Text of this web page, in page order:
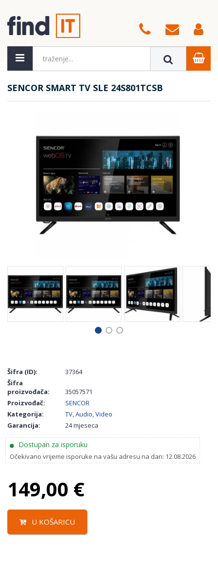
SENCOR SMART TV SLE 24S801TCSB
Šifra (ID):
37364
Šifra
proizvođača:
35057571
Proizvođač:
SENCOR
Kategorija:
TV, Audio, Video
Garancija:
24 mjeseca
Dostupan za isporuku
Očekivano vrijeme isporuke na vašu adresu na dan: 12.08.2026
149,00 €
U KOŠARICU